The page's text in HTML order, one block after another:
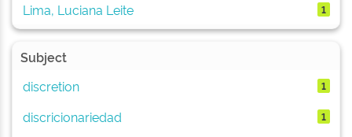
Lima, Luciana Leite 1
Subject
discretion
1
discricionariedad 1